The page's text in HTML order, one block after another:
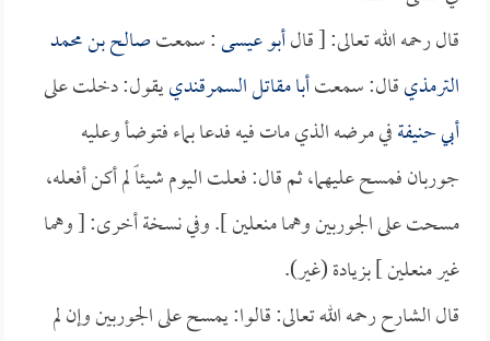
قال رحمه الله تعالى: [ قالأبو عيسى: سمعتصالح بن محمد
الترمذيقال: سمعتأبا مقاتل السمرقندييقول: دخلت على
أبي حنيفةفي مرضه الذي مات فيه فدعا بماء فتوضأ وعليه
جوربان فمسح عليهما، ثم قال: فعلت اليوم شيئاً لم أكن أفعله،
مسحت على الجوربين وهما منعلين ]. وفي نسخة أخرى: [ وهما
غير منعلين ] بزيادة (غير).
قال الشارح رحمه الله تعالى: قالوا: يمسح على الجوربين وإن لم